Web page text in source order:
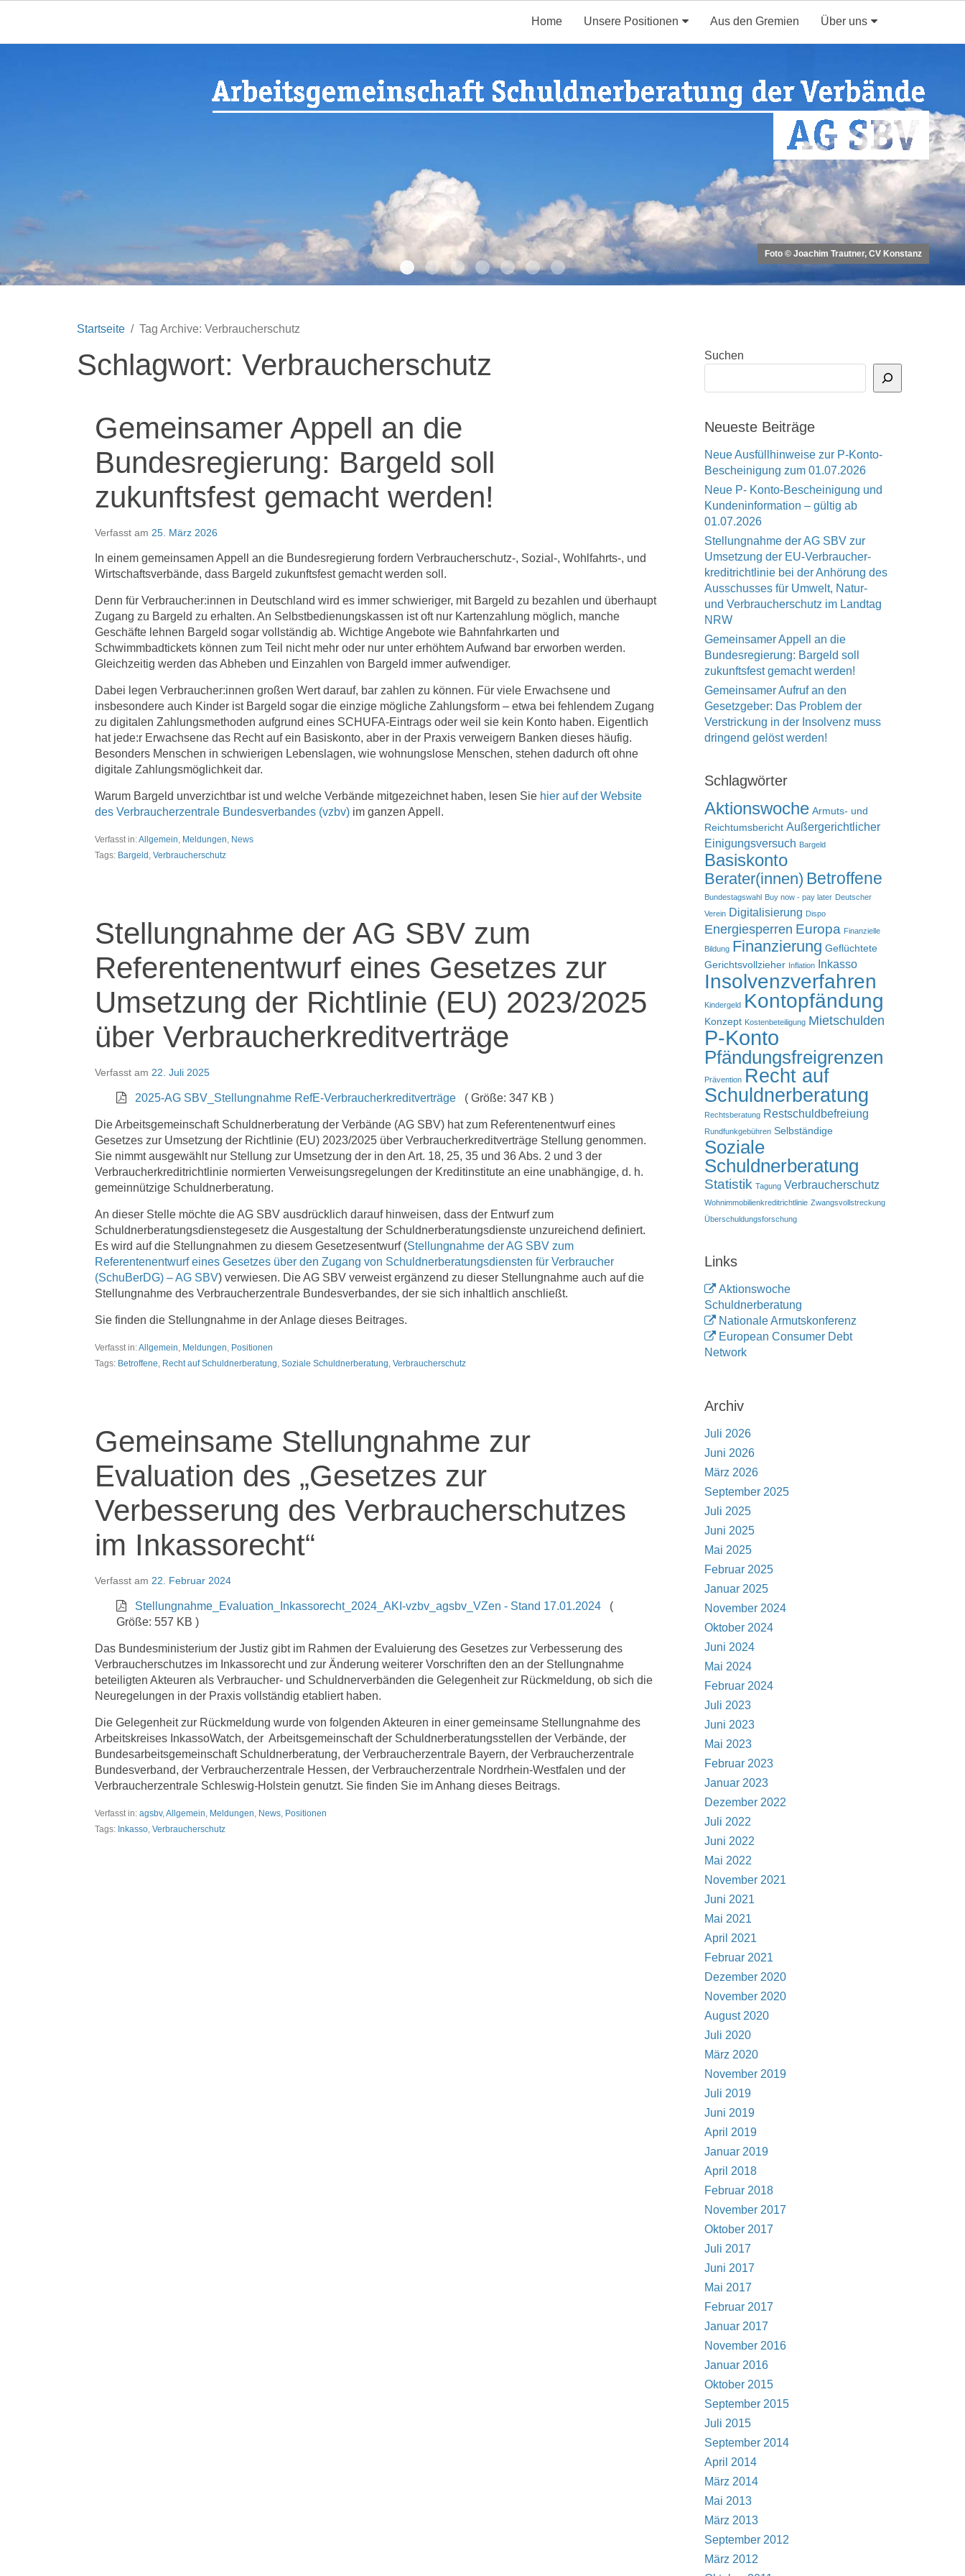
Home Unsere Positionen Aus den Gremien Über uns
Foto © Joachim Trautner, CV Konstanz
Startseite Tag Archive: Verbraucherschutz
Schlagwort: Verbraucherschutz
Gemeinsamer Appell an die
Bundesregierung: Bargeld soll
zukunftsfest gemacht werden!
Verfasst am 25. März 2026
In einem gemeinsamen Appell an die Bundesregierung fordern Verbraucherschutz-, Sozial-, Wohlfahrts-, und
Wirtschaftsverbände, dass Bargeld zukunftsfest gemacht werden soll.
Denn für Verbraucher:innen in Deutschland wird es immer schwieriger, mit Bargeld zu bezahlen und überhaupt
Zugang zu Bargeld zu erhalten. An Selbstbedienungskassen ist oft nur Kartenzahlung möglich, manche
Geschäfte lehnen Bargeld sogar vollständig ab. Wichtige Angebote wie Bahnfahrkarten und
Schwimmbadtickets können zum Teil nicht mehr oder nur unter erhöhtem Aufwand bar erworben werden.
Gleichzeitig werden das Abheben und Einzahlen von Bargeld immer aufwendiger.
Dabei legen Verbraucher:innen großen Wert darauf, bar zahlen zu können. Für viele Erwachsene und
insbesondere auch Kinder ist Bargeld sogar die einzige mögliche Zahlungsform – etwa bei fehlendem Zugang
zu digitalen Zahlungsmethoden aufgrund eines SCHUFA-Eintrags oder weil sie kein Konto haben. Eigentlich
hat jede:r Erwachsene das Recht auf ein Basiskonto, aber in der Praxis verweigern Banken dieses häufig.
Besonders Menschen in schwierigen Lebenslagen, wie wohnungslose Menschen, stehen dadurch oft ohne
digitale Zahlungsmöglichkeit dar.
Warum Bargeld unverzichtbar ist und welche Verbände mitgezeichnet haben, lesen Sie hier auf der Website
des Verbraucherzentrale Bundesverbandes (vzbv) im ganzen Appell.
Verfasst in:Allgemein, Meldungen, News
Tags: Bargeld , Verbraucherschutz
Stellungnahme der AG SBV zum
Referentenentwurf eines Gesetzes zur
Umsetzung der Richtlinie (EU) 2023/2025
über Verbraucherkreditverträge
Verfasst am 22. Juli 2025
2025-AG SBV_Stellungnahme RefE-Verbraucherkreditverträge ( Größe: 347 KB )
Die Arbeitsgemeinschaft Schuldnerberatung der Verbände (AG SBV) hat zum Referentenentwurf eines
Gesetzes zur Umsetzung der Richtlinie (EU) 2023/2025 über Verbraucherkreditverträge Stellung genommen.
Sie nimmt ausgewählt nur Stellung zur Umsetzung der in den Art. 18, 25, 35 und 36 Abs. 2 und 3 der
Verbraucherkreditrichtlinie normierten Verweisungsregelungen der Kreditinstitute an eine unabhängige, d. h.
gemeinnützige Schuldnerberatung.
An dieser Stelle möchte die AG SBV ausdrücklich darauf hinweisen, dass der Entwurf zum
Schuldnerberatungsdienstegesetz die Ausgestaltung der Schuldnerberatungsdienste unzureichend definiert.
Es wird auf die Stellungnahmen zu diesem Gesetzesentwurf (Stellungnahme der AG SBV zum
Referentenentwurf eines Gesetzes über den Zugang von Schuldnerberatungsdiensten für Verbraucher
(SchuBerDG) – AG SBV) verwiesen. Die AG SBV verweist ergänzend zu dieser Stellungnahme auch auf die
Stellungnahme des Verbraucherzentrale Bundesverbandes, der sie sich inhaltlich anschließt.
Sie finden die Stellungnahme in der Anlage dieses Beitrages.
Verfasst in:Allgemein, Meldungen, Positionen
Tags: Betroffene, Recht auf Schuldnerberatung, Soziale Schuldnerberatung, Verbraucherschutz
Gemeinsame Stellungnahme zur
Evaluation des „Gesetzes zur
Verbesserung des Verbraucherschutzes
im Inkassorecht“
Verfasst am 22. Februar 2024
Stellungnahme_Evaluation_Inkassorecht_2024_AKI-vzbv_agsbv_VZen - Stand 17.01.2024
(
Größe: 557 KB )
Das Bundesministerium der Justiz gibt im Rahmen der Evaluierung des Gesetzes zur Verbesserung des
Verbraucherschutzes im Inkassorecht und zur Änderung weiterer Vorschriften den an der Stellungnahme
beteiligten Akteuren als Verbraucher- und Schuldnerverbänden die Gelegenheit zur Rückmeldung, ob sich die
Neuregelungen in der Praxis vollständig etabliert haben.
Die Gelegenheit zur Rückmeldung wurde von folgenden Akteuren in einer gemeinsame Stellungnahme des
Arbeitskreises InkassoWatch, der Arbeitsgemeinschaft der Schuldnerberatungsstellen der Verbände, der
Bundesarbeitsgemeinschaft Schuldnerberatung, der Verbraucherzentrale Bayern, der Verbraucherzentrale
Bundesverband, der Verbraucherzentrale Hessen, der Verbraucherzentrale Nordrhein-Westfalen und der
Verbraucherzentrale Schleswig-Holstein genutzt. Sie finden Sie im Anhang dieses Beitrags.
Verfasst in: agsbv,Allgemein, Meldungen, News, Positionen
Tags: Inkasso, Verbraucherschutz
Suchen
Neueste Beiträge
Neue Ausfüllhinweise zur P-Konto-
Bescheinigung zum 01.07.2026
Neue P- Konto-Bescheinigung und
Kundeninformation – gültig ab
01.07.2026
Stellungnahme der AG SBV zur
Umsetzung der EU-Verbraucher-
kreditrichtlinie bei der Anhörung des
Ausschusses für Umwelt, Natur-
und Verbraucherschutz im Landtag
NRW
Gemeinsamer Appell an die
Bundesregierung: Bargeld soll
zukunftsfest gemacht werden!
Gemeinsamer Aufruf an den
Gesetzgeber: Das Problem der
Verstrickung in der Insolvenz muss
dringend gelöst werden!
Schlagwörter
Aktionswoche Armuts- und
Reichtumsbericht Außergerichtlicher
Einigungsversuch Bargeld
Basiskonto
Berater(innen) Betroffene
Bundestagswahl Buy now - pay later Deutscher
Verein Digitalisierung Dispo
Energiesperren Europa Finanzielle
Bildung Finanzierung Geflüchtete
Gerichtsvollzieher Inflation Inkasso
Insolvenzverfahren
Kindergeld Kontopfändung
Konzept Kostenbeteiligung Mietschulden
P-Konto
Pfändungsfreigrenzen
Prävention Recht auf
Schuldnerberatung
Rechtsberatung Restschuldbefreiung
Rundfunkgebühren Selbständige
Soziale
Schuldnerberatung
Statistik Tagung Verbraucherschutz
Wohnimmobilienkreditrichtlinie Zwangsvollstreckung
Überschuldungsforschung
Links
Aktionswoche
Schuldnerberatung
Nationale Armutskonferenz
European Consumer Debt
Network
Archiv
Juli 2026
Juni 2026
März 2026
September 2025
Juli 2025
Juni 2025
Mai 2025
Februar 2025
Januar 2025
November 2024
Oktober 2024
Juni 2024
Mai 2024
Februar 2024
Juli 2023
Juni 2023
Mai 2023
Februar 2023
Januar 2023
Dezember 2022
Juli 2022
Juni 2022
Mai 2022
November 2021
Juni 2021
Mai 2021
April 2021
Februar 2021
Dezember 2020
November 2020
August 2020
Juli 2020
März 2020
November 2019
Juli 2019
Juni 2019
April 2019
Januar 2019
April 2018
Februar 2018
November 2017
Oktober 2017
Juli 2017
Juni 2017
Mai 2017
Februar 2017
Januar 2017
November 2016
Januar 2016
Oktober 2015
September 2015
Juli 2015
September 2014
April 2014
März 2014
Mai 2013
März 2013
September 2012
März 2012